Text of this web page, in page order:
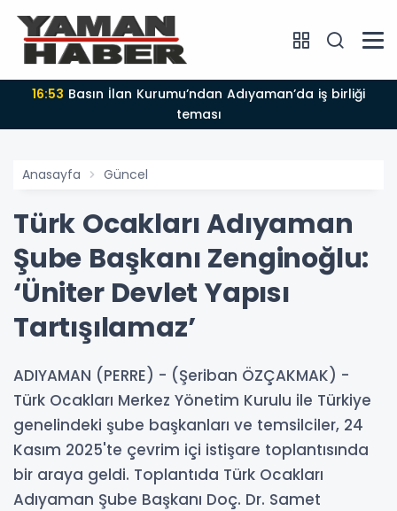
16:48Muhtarlar Derneğinden Kömür Belediye Başkanı
Talaş’a ziyaret
Anasayfa Güncel
Türk Ocakları Adıyaman
Şube Başkanı Zenginoğlu:
‘Üniter Devlet Yapısı
Tartışılamaz’
ADIYAMAN (PERRE) - (Şeriban ÖZÇAKMAK) -
Türk Ocakları Merkez Yönetim Kurulu ile Türkiye
genelindeki şube başkanları ve temsilciler, 24
Kasım 2025'te çevrim içi istişare toplantısında
bir araya geldi. Toplantıda Türk Ocakları
Adıyaman Şube Başkanı Doç. Dr. Samet